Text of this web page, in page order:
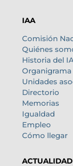
IAA
Comisión
Quiénes
Historia del
Organigrama
Unidades
Directorio
Memorias
Igualdad
Empleo
Cómo llegar
ACTUALIDAD